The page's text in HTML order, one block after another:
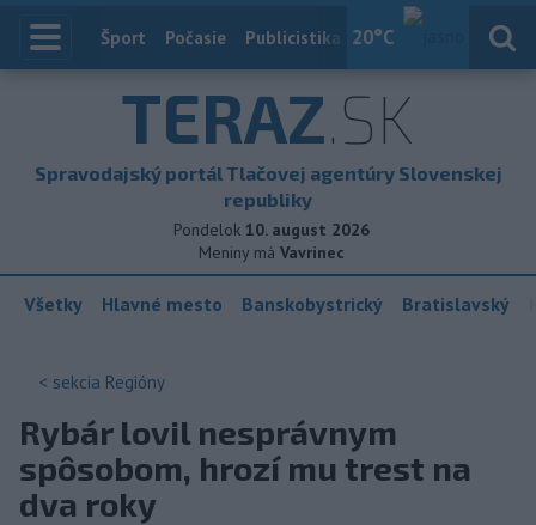
20°C
Index
Šport Počasie Publicistika Slovensko
TERAZ.SK
Spravodajský portál Tlačovej agentúry Slovenskej
republiky
Pondelok 10. august 2026
Meniny má Vavrinec
Všetky Hlavné mesto Banskobystrický Bratislavský
< sekcia Regióny
Rybár lovil nesprávnym
spôsobom, hrozí mu trest na
dva roky